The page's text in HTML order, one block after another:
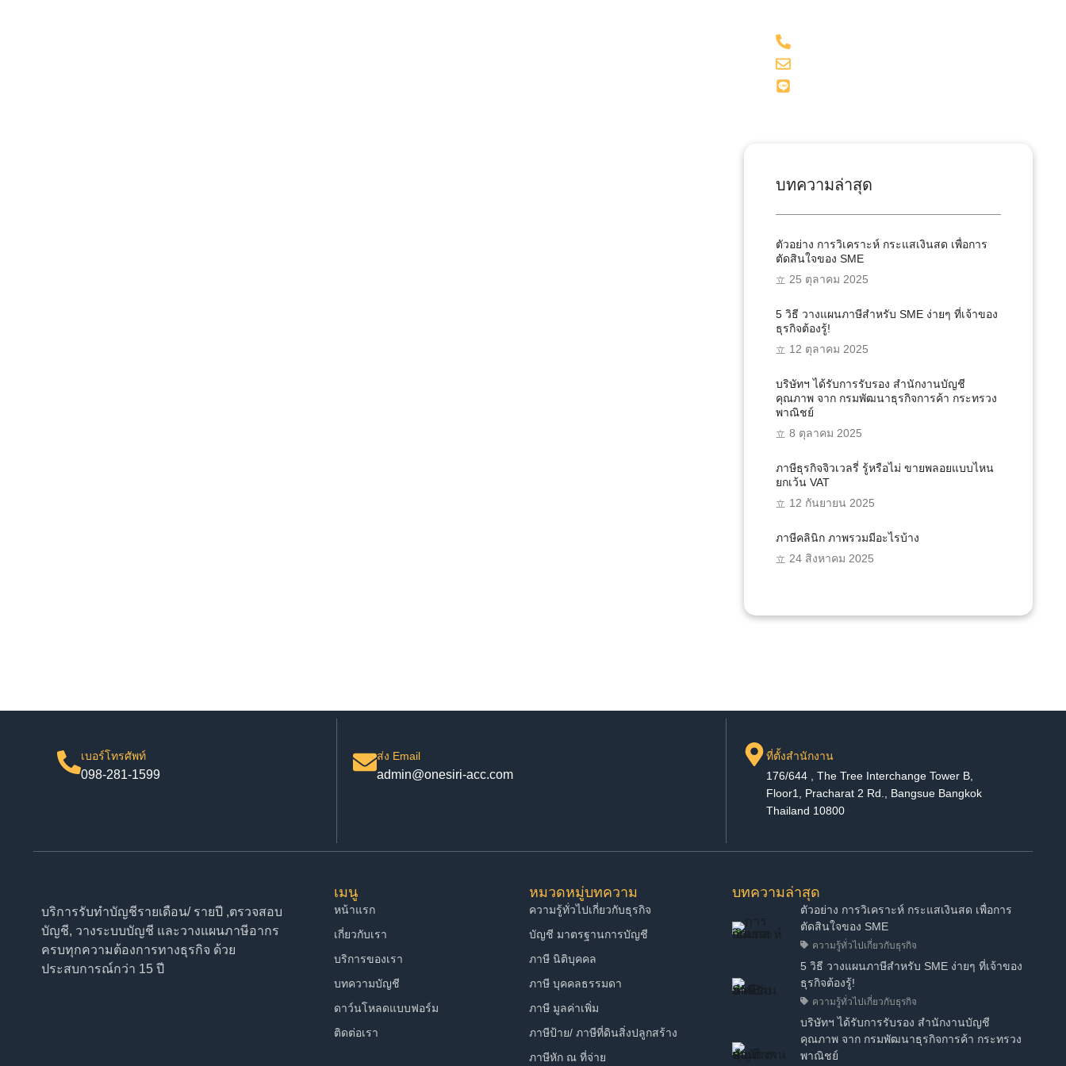
บทความล่าสุด
ตัวอย่าง การวิเคราะห์ กระแสเงินสด เพื่อการ
ตัดสินใจของ SME
25 ตุลาคม 2025
5 วิธี วางแผนภาษีสำหรับ SME ง่ายๆ ที่เจ้าของ
ธุรกิจต้องรู้!
12 ตุลาคม 2025
บริษัทฯ ได้รับการรับรอง สำนักงานบัญชี
คุณภาพ จาก กรมพัฒนาธุรกิจการค้า กระทรวง
พาณิชย์
8 ตุลาคม 2025
ภาษีธุรกิจจิวเวลรี่ รู้หรือไม่ ขายพลอยแบบไหน
ยกเว้น VAT
12 กันยายน 2025
ภาษีคลินิก ภาพรวมมีอะไรบ้าง
24 สิงหาคม 2025
เบอร์โทรศัพท์
098-281-1599
ส่ง Email
admin@onesiri-acc.com
ที่ตั้งสำนักงาน
176/644 , The Tree Interchange Tower B,
Floor1, Pracharat 2 Rd., Bangsue Bangkok
Thailand 10800
บริการรับทำบัญชีรายเดือน/ รายปี ,ตรวจสอบ
บัญชี, วางระบบบัญชี และวางแผนภาษีอากร
ครบทุกความต้องการทางธุรกิจ ด้วย
ประสบการณ์กว่า 15 ปี
เมนู
หน้าแรก
เกี่ยวกับเรา
บริการของเรา
บทความบัญชี
ดาว์นโหลดแบบฟอร์ม
ติดต่อเรา
หมวดหมู่บทความ
ความรู้ทั่วไปเกี่ยวกับธุรกิจ
บัญชี มาตรฐานการบัญชี
ภาษี นิติบุคคล
ภาษี บุคคลธรรมดา
ภาษี มูลค่าเพิ่ม
ภาษีป้าย/ ภาษีที่ดินสิ่งปลูกสร้าง
ภาษีหัก ณ ที่จ่าย
บทความล่าสุด
ตัวอย่าง การวิเคราะห์ กระแสเงินสด เพื่อการ
ตัดสินใจของ SME
ความรู้ทั่วไปเกี่ยวกับธุรกิจ
5 วิธี วางแผนภาษีสำหรับ SME ง่ายๆ ที่เจ้าของ
ธุรกิจต้องรู้!
ความรู้ทั่วไปเกี่ยวกับธุรกิจ
บริษัทฯ ได้รับการรับรอง สำนักงานบัญชี
คุณภาพ จาก กรมพัฒนาธุรกิจการค้า กระทรวง
พาณิชย์